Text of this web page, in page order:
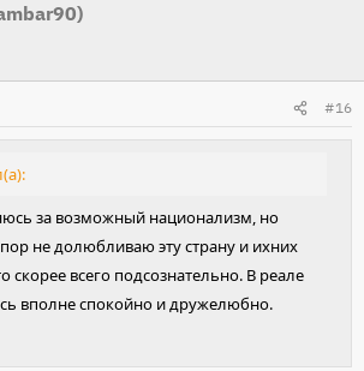
#16
за возможный национализм, но
пор не долюбливаю эту страну и ихних
скорее всего подсознательно. В реале
вполне спокойно и дружелюбно.